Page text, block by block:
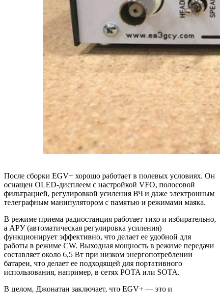
После сборки EGV+ хорошо работает в полевых условиях. Он
оснащен OLED-дисплеем с настройкой VFO, полосовой
фильтрацией, регулировкой усиления ВЧ и даже электронным
телеграфным манипулятором с памятью и режимами маяка.
В режиме приема радиостанция работает тихо и избирательно,
а АРУ ​​(автоматическая регулировка усиления)
функционирует эффективно, что делает ее удобной для
работы в режиме CW. Выходная мощность в режиме передачи
составляет около 6,5 Вт при низком энергопотреблении
батареи, что делает ее подходящей для портативного
использования, например, в сетях POTA или SOTA.
В целом, Джонатан заключает, что EGV+ — это и